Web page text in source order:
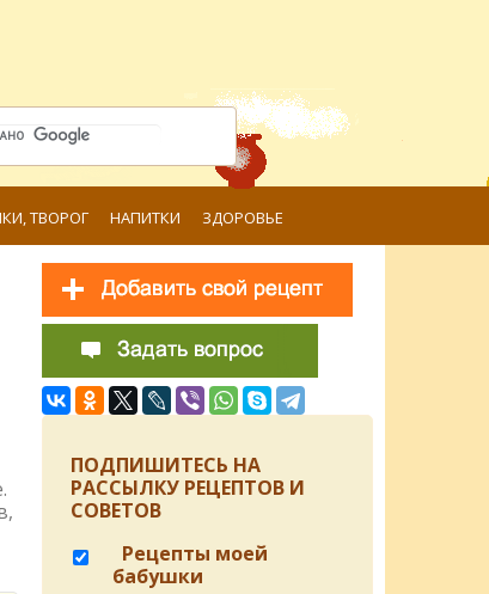
ТВОРОГ НАПИТКИ ЗДОРОВЬЕ
ПОДПИШИТЕСЬ НА
РАССЫЛКУ РЕЦЕПТОВ И
СОВЕТОВ
Рецепты моей
бабушки